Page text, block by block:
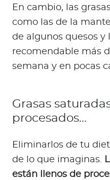
En cambio, las
como las de la
de algunos quesos y
recomendable más
semana y en pocas
Grasas
procesados…
Eliminarlos de tu
de lo que imaginas.
están llenos de